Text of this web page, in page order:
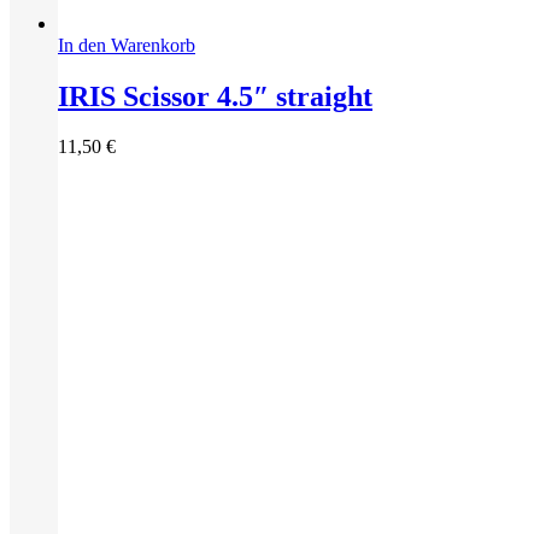
In den Warenkorb
IRIS Scissor 4.5″ straight
11,50 €